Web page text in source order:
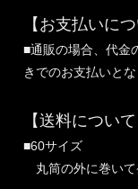
【お支払いにつ
■通販の場合、代金
きでのお支払いとな
【送料について
■60サイズ
丸筒の外に巻いて